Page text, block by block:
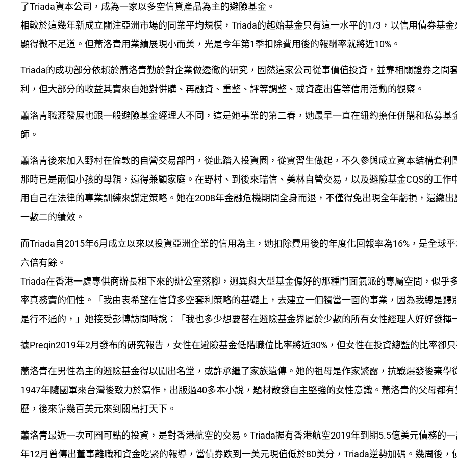
了Triada資本公司，成為一家以多空信貸產品為主的避險基金。
相較於這幾年新成立關注亞洲市場的同業平均規模，Triada的起始基金只有這一水平的1/3，以信用債券基金
顯得微不足道。但蕭洛青用業績展現小而美，光是今年第1季扣除費用後的報酬率就將近10%。
Triada的成功部分依賴於蕭洛青勤於對企業做透徹的研究，固然這家公司從事價值投資，並靠相關證券之間
利，但大部分的收益其實來自她對併購、再融資、重整、評等調整、或資產出售等信用活動的觀察。
蕭洛青職涯發展也跟一般避險基金經理人不同，這是她事業的第二春，她最早一直在紐約擔任併購和私募基
師。
蕭洛青後來加入野村在倫敦的自營交易部門，從此踏入投資圈，從實習生做起，不久參與成立資本結構套利
那時已是兩個小孩的母親，還得兼顧家庭。在野村、到後來瑞信、美林自營交易，以及避險基金CQS的工作
用自己在法律的專業訓練來謀定策略。她在2008年金融危機期間全身而退，不僅得免出現全年虧損，還繳出
一數二的績效。
而Triada自2015年6月成立以來以投資亞洲企業的信用為主，她扣除費用後的年度化回報率為16%，是全球
六倍有餘。
Triada在香港一處專供商辦長租下來的辦公室落腳，迥異與大型基金偏好的那種門面氣派的專屬空間，似乎
率真務實的個性。「我由衷希望在信貸多空套利策略的基礎上，去建立一個獨當一面的事業，因為我總是聽
是行不通的，」她接受彭博訪問時說：「我也多少想要替在避險基金界屬於少數的所有女性經理人好好發揮
據Preqin2019年2月發布的研究報告，女性在避險基金低階職位比率將近30%，但女性在投資總監的比率卻
蕭洛青在男性為主的避險基金得以闖出名堂，或許承繼了家族遺傳。她的祖母是作家繁露，抗戰爆發後棄學
1947年隨國軍來台灣後致力於寫作，出版過40多本小說，題材散發自主堅強的女性意識。蕭洛青的父母都
歷，後來靠幾百美元來到關島打天下。
蕭洛青最近一次可圈可點的投資，是對香港航空的交易。Triada握有香港航空2019年到期5.5億美元債務的
年12月曾傳出董事離職和資金吃緊的報導，當債券跌到一美元現值低於80美分，Triada逆勢加碼。幾周後，